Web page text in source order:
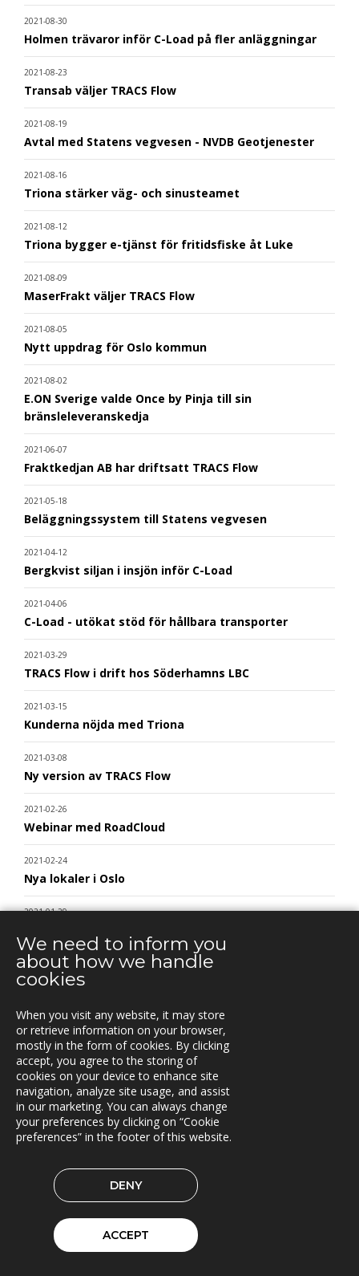
2021-08-30
Holmen trävaror inför C-Load på fler anläggningar
2021-08-23
Transab väljer TRACS Flow
2021-08-19
Avtal med Statens vegvesen - NVDB Geotjenester
2021-08-16
Triona stärker väg- och sinusteamet
2021-08-12
Triona bygger e-tjänst för fritidsfiske åt Luke
2021-08-09
MaserFrakt väljer TRACS Flow
2021-08-05
Nytt uppdrag för Oslo kommun
2021-08-02
E.ON Sverige valde Once by Pinja till sin
bränsleleveranskedja
2021-06-07
Fraktkedjan AB har driftsatt TRACS Flow
2021-05-18
Beläggningssystem till Statens vegvesen
2021-04-12
Bergkvist siljan i insjön inför C-Load
2021-04-06
C-Load - utökat stöd för hållbara transporter
2021-03-29
TRACS Flow i drift hos Söderhamns LBC
2021-03-15
Kunderna nöjda med Triona
2021-03-08
Ny version av TRACS Flow
2021-02-26
Webinar med RoadCloud
2021-02-24
Nya lokaler i Oslo
2021-01-29
2021-01-11
Triona expanderar i Göteborg
2021-01-07
FleetControl - Transdevs IoT-plattform
2020-12-18
Entreprenör väljer TRACS Flow
2020-12-17
God Jul och Gott Nytt År
2020-11-23
Beräkningstjänst för skördardata i pilotdrift
2020-11-09
ITxPT projekt i Göteborg
We need to inform you
about how we handle
cookies
When you visit any website, it may store
or retrieve information on your browser,
mostly in the form of cookies. By clicking
accept, you agree to the storing of
cookies on your device to enhance site
navigation, analyze site usage, and assist
in our marketing. You can always change
your preferences by clicking on “Cookie
preferences” in the footer of this website.
DENY
ACCEPT